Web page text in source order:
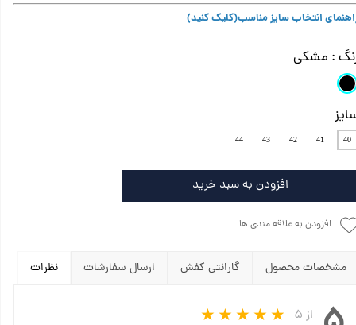
انتخاب سایز مناسب(کلیک کنید)
: مشکی
40
41
42
43
44
افزودن به سبد خرید
افزودن به علاقه مندی ها
مشخصات محصول گارانتی کفش ارسال سفارشات نظرات
از ۵